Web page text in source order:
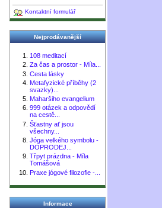
Kontaktní formulář
Nejprodávanější
108 meditací
Za čas a prostor - Míla...
Cesta lásky
Metafyzické příběhy (2
svazky)...
Maharšiho evangelium
999 otázek a odpovědí
na cestě...
Šťastny ať jsou
všechny...
Jóga velkého symbolu -
DOPRODEJ...
Třpyt prázdna - Míla
Tomášová
Praxe jógové filozofie -...
Informace